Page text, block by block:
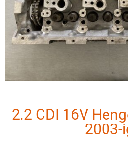
2.2 CDI 16V
2003-